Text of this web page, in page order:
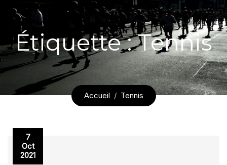
Étiquette :Tennis
Accueil Tennis
7
Oct
2021